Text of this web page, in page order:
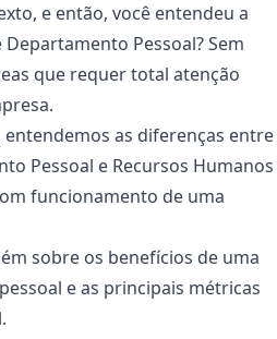
e então, você entendeu a
Pessoal? Sem
que requer total atenção
as diferenças entre
Pessoal e Recursos Humanos
funcionamento de uma
sobre os benefícios de uma
e as principais métricas